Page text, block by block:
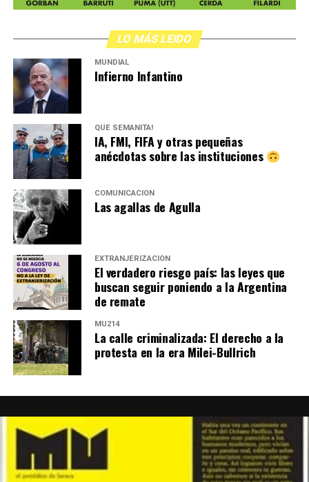
LO MÁS LEIDO
MUNDIAL
Infierno Infantino
QUÉ SEMANITA!
IA, FMI, FIFA y otras pequeñas
anécdotas sobre las instituciones
COMUNICACIÓN
Las agallas de Agulla
EXTRANJERIZACIÓN
El verdadero riesgo país: las leyes que
buscan seguir poniendo a la Argentina
de remate
MU214
La calle criminalizada: El derecho a la
protesta en la era Milei-Bullrich